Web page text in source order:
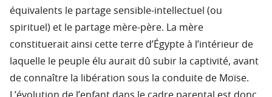
équivalents le partage sensible-intellectuel (ou
spirituel) et le partage mère-père. La mère
constituerait ainsi cette terre d’Égypte à l’intérieur de
laquelle le peuple élu aurait dû subir la captivité, avant
de connaître la libération sous la conduite de Moïse.